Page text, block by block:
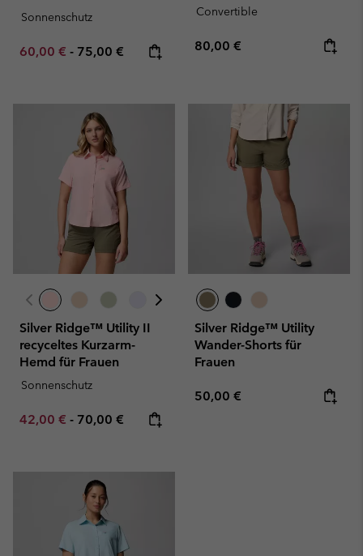
Sonnenschutz
Minimum sale price:
60,00 € - Maximum price:
75,00 €
Convertible
Regular price:
80,00 €
Silver Ridge™ Utility II
recyceltes Kurzarm-
Hemd für Frauen
Sonnenschutz
Minimum sale price:
42,00 € - Maximum price:
70,00 €
Silver Ridge™ Utility
Wander-Shorts für
Frauen
Regular price:
50,00 €